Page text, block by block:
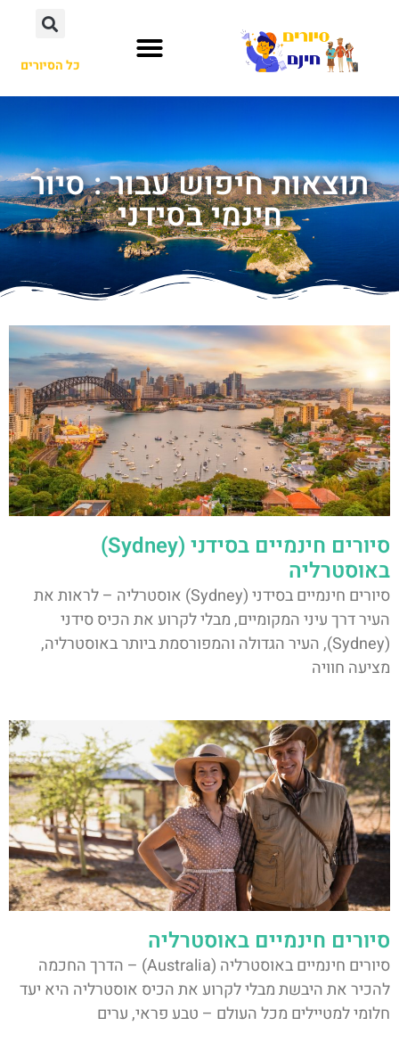
כל הסיורים
תוצאות חיפוש עבור : סיור
חינמי בסידני
סיורים חינמיים בסידני (Sydney)
באוסטרליה
סיורים חינמיים בסידני (Sydney) אוסטרליה – לראות את
העיר דרך עיני המקומיים, מבלי לקרוע את הכיס סידני
(Sydney), העיר הגדולה והמפורסמת ביותר באוסטרליה,
מציעה חוויה
סיורים חינמיים באוסטרליה
סיורים חינמיים באוסטרליה (Australia) – הדרך החכמה
להכיר את היבשת מבלי לקרוע את הכיס אוסטרליה היא יעד
חלומי למטיילים מכל העולם – טבע פראי, ערים